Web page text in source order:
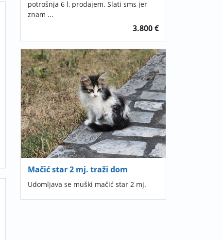
potrošnja 6 l, prodajem. Slati sms jer
znam ...
3.800 €
Mačić star 2 mj. traži dom
Udomljava se muški mačić star 2 mj.